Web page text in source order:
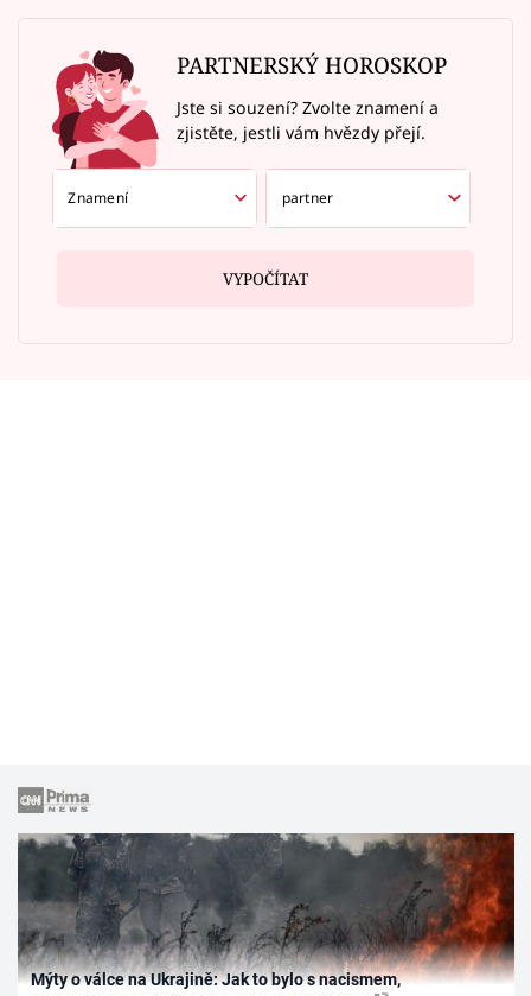
PARTNERSKÝ HOROSKOP
Jste si souzení? Zvolte znamení a
zjistěte, jestli vám hvězdy přejí.
VYPOČÍTAT
Mýty o válce na Ukrajině: Jak to bylo s nacismem,